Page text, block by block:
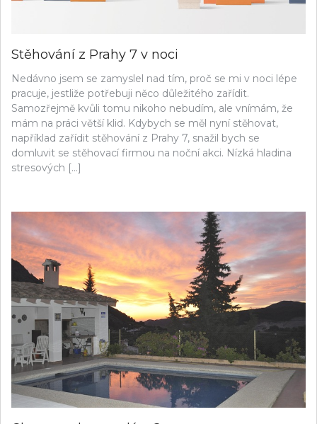
Stěhování z Prahy 7 v noci
Nedávno jsem se zamyslel nad tím, proč se mi v noci lépe
pracuje, jestliže potřebuji něco důležitého zařídit.
Samozřejmě kvůli tomu nikoho nebudím, ale vnímám, že
mám na práci větší klid. Kdybych se měl nyní stěhovat,
například zařídit stěhování z Prahy 7, snažil bych se
domluvit se stěhovací firmou na noční akci. Nízká hladina
stresových […]